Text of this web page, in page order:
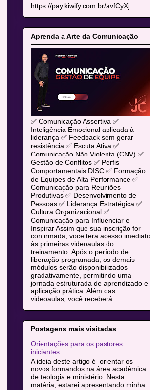
https://pay.kiwify.com.br/avfCyXj
Aprenda a Arte da Comunicação
✅ Comunicação Assertiva ✅
Inteligência Emocional aplicada à
liderança ✅ Feedback sem gerar
resistência ✅ Escuta Ativa ✅
Comunicação Não Violenta (CNV) ✅
Gestão de Conflitos ✅ Perfis
Comportamentais DISC ✅ Formação
de Equipes de Alta Performance ✅
Comunicação para Reuniões
Produtivas ✅ Desenvolvimento de
Pessoas ✅ Liderança Estratégica ✅
Cultura Organizacional ✅
Comunicação para Influenciar e
Inspirar Assim que sua inscrição for
confirmada, você terá acesso imediato
às primeiras videoaulas do
treinamento. Após o período de
liberação programada, os demais
módulos serão disponibilizados
gradativamente, permitindo uma
jornada estruturada de aprendizado e
aplicação prática. Além das
videoaulas, você receberá
Postagens mais visitadas
Orientações para os pastores
iniciantes
A ideia deste artigo é orientar os
novos formandos na área acadêmica
de teologia e ministério. Nesta
matéria, estarei apresentando minha...